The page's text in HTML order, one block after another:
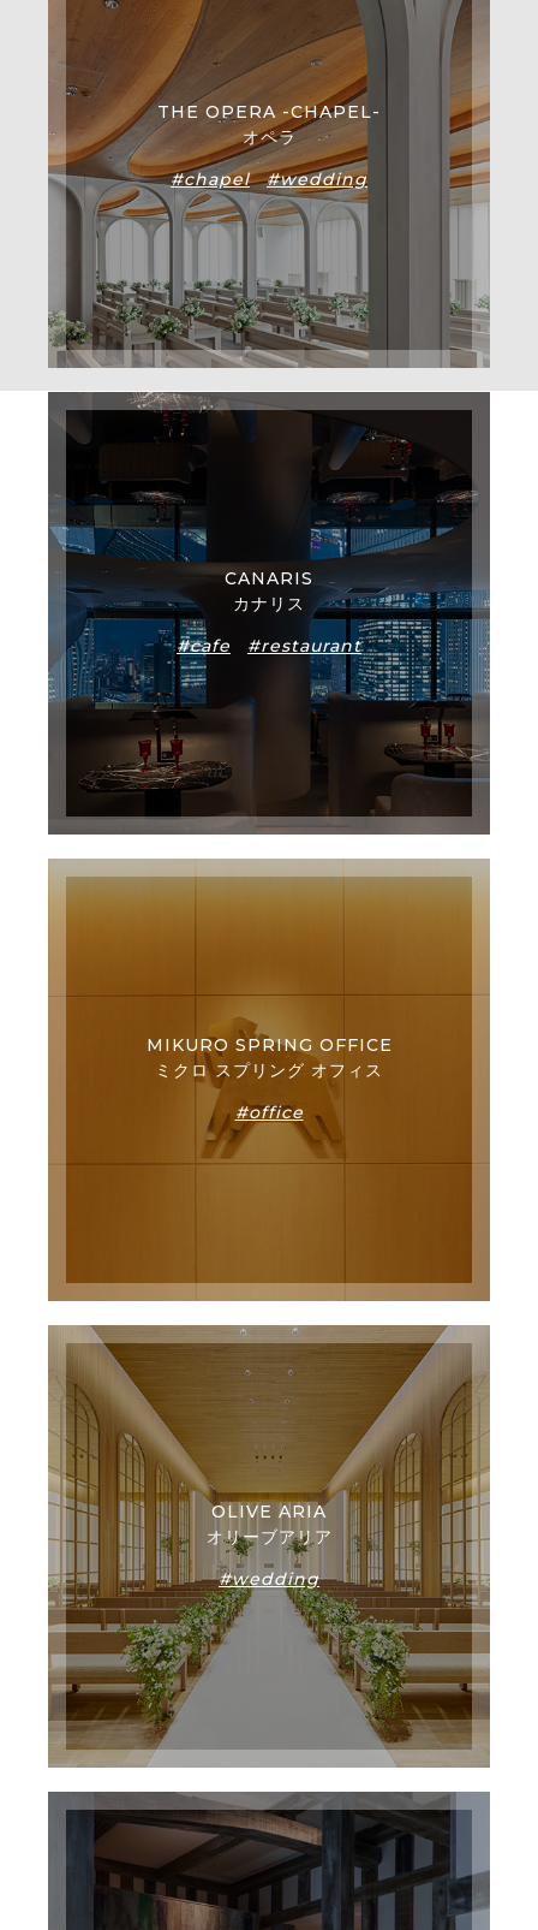
THE OPERA -CHAPEL-
オペラ
#chapel
#wedding
CANARIS
カナリス
#cafe
#restaurant
MIKURO SPRING OFFICE
ミクロ スプリング オフィス
#office
OLIVE ARIA
オリーブアリア
#wedding